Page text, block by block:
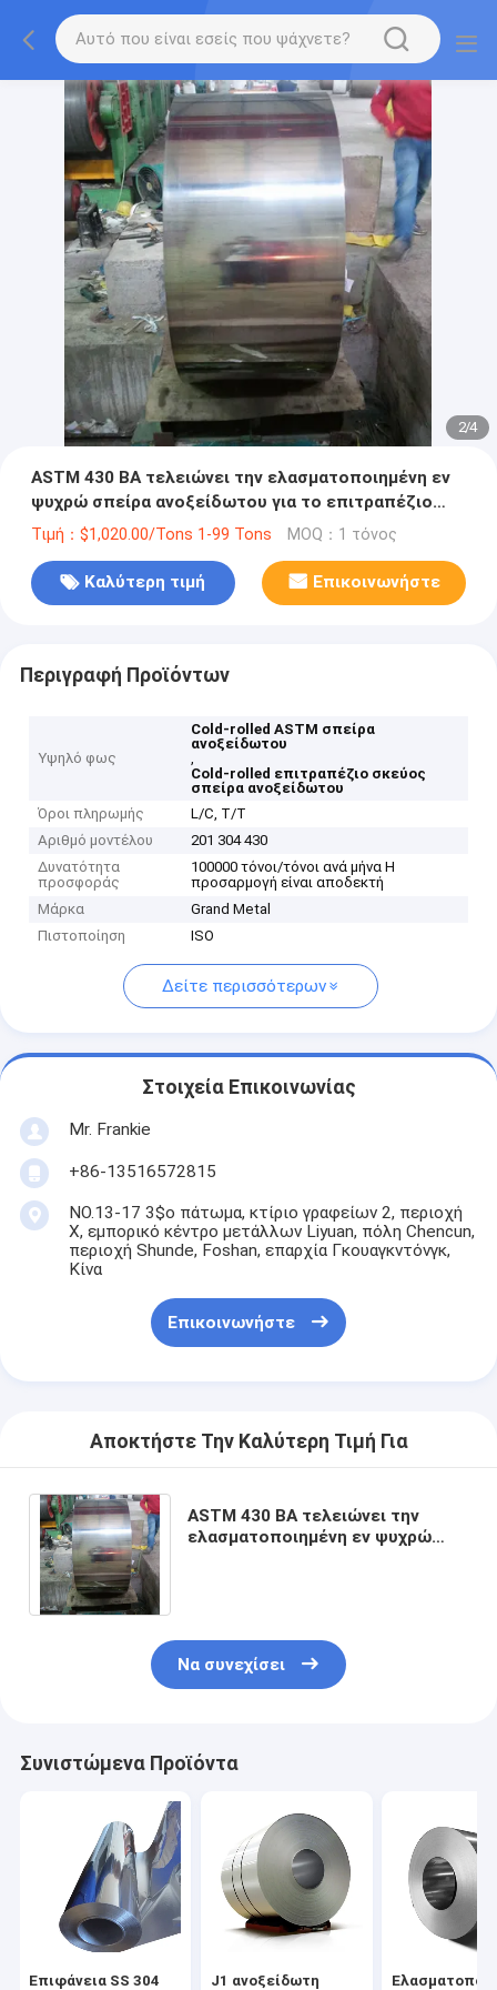
2/4
ASTM 430 BA τελειώνει την ελασματοποιημένη εν
ψυχρώ σπείρα ανοξείδωτου για το επιτραπέζιο
σκεύος
Τιμή：$1,020.00/Tons 1-99 Tons MOQ：1 τόνος
Καλύτερη τιμή Επικοινωνήστε
Περιγραφή Προϊόντων
Υψηλό φως
Cold-rolled ASTM σπείρα
ανοξείδωτου
,
Cold-rolled επιτραπέζιο σκεύος
σπείρα ανοξείδωτου
Όροι πληρωμής
L/C, T/T
Αριθμό μοντέλου
201 304 430
Δυνατότητα
προσφοράς
100000 τόνοι/τόνοι ανά μήνα Η
προσαρμογή είναι αποδεκτή
Μάρκα
Grand Metal
Πιστοποίηση
ISO
Δείτε περισσότερων
Στοιχεία Επικοινωνίας
Mr. Frankie
+86-13516572815
NO.13-17 3$ο πάτωμα, κτίριο γραφείων 2, περιοχή
Χ, εμπορικό κέντρο μετάλλων Liyuan, πόλη Chencun,
περιοχή Shunde, Foshan, επαρχία Γκουαγκντόνγκ,
Κίνα
Επικοινωνήστε
Αποκτήστε Την Καλύτερη Τιμή Για
ASTM 430 BA τελειώνει την
ελασματοποιημένη εν ψυχρώ
Να συνεχίσει
Συνιστώμενα Προϊόντα
Επιφάνεια SS 304
J1 ανοξείδωτη